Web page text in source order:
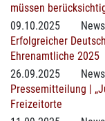
müssen
09.10.2025
News
Erfolgreicher
Ehrenamtliche 2025
26.09.2025
News
Pressemitteilung |
Freizeitorte